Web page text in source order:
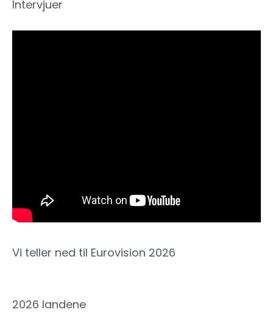
Intervjuer
Vi teller ned til Eurovision 2026
2026 landene